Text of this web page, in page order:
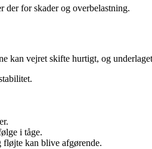
der for skader og overbelastning.
kan vejret skifte hurtigt, og
i tåge.
fløjte kan blive afgørende.